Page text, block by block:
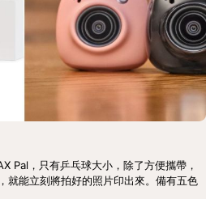
Pal，只有乒乓球大小，除了方便攜帶，
就能立刻將拍好的照片印出來。備有五色